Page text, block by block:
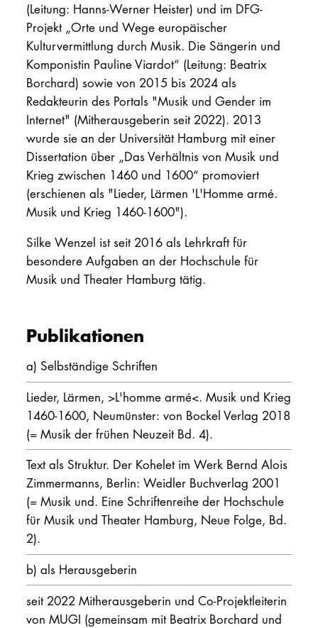
(Leitung: Hanns-Werner Heister) und im DFG-
Projekt „Orte und Wege europäischer
Kulturvermittlung durch Musik. Die Sängerin und
Komponistin Pauline Viardot“ (Leitung: Beatrix
Borchard) sowie von 2015 bis 2024 als
Redakteurin des Portals "Musik und Gender im
Internet" (Mitherausgeberin seit 2022). 2013
wurde sie an der Universität Hamburg mit einer
Dissertation über „Das Verhältnis von Musik und
Krieg zwischen 1460 und 1600“ promoviert
(erschienen als "Lieder, Lärmen 'L'Homme armé.
Musik und Krieg 1460-1600").
Silke Wenzel ist seit 2016 als Lehrkraft für
besondere Aufgaben an der Hochschule für
Musik und Theater Hamburg tätig.
Publikationen
a) Selbständige Schriften
Lieder, Lärmen, >L'homme armé<. Musik und Krieg
1460-1600, Neumünster: von Bockel Verlag 2018
(= Musik der frühen Neuzeit Bd. 4).
Text als Struktur. Der Kohelet im Werk Bernd Alois
Zimmermanns, Berlin: Weidler Buchverlag 2001
(= Musik und. Eine Schriftenreihe der Hochschule
für Musik und Theater Hamburg, Neue Folge, Bd.
2).
b) als Herausgeberin
seit 2022 Mitherausgeberin und Co-Projektleiterin
von MUGI (gemeinsam mit Beatrix Borchard und